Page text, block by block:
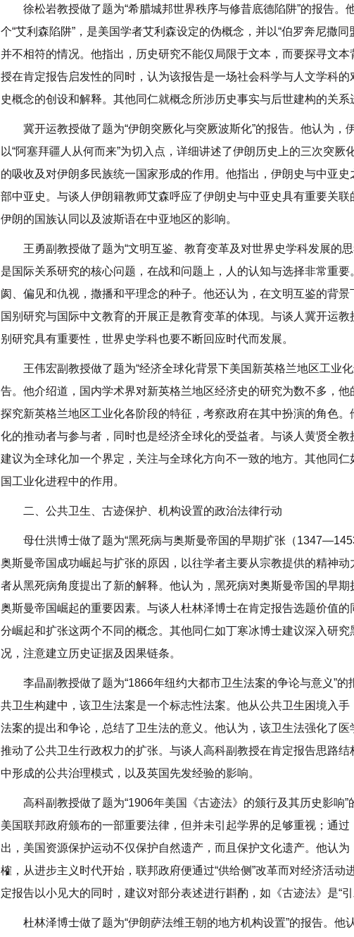
徐松岩教授做了题为“希腊城邦世界秩序与修昔底德陷阱”的报告。
个“艾利森陷阱”，是美国学者艾利森设定的伪概念，并以“伯罗奔尼撒
并不相符的情况。他指出，历史研究不能仅局限于文本，而要探寻文
授在肯定报告启发性的同时，认为该报告是一场社会科学与人文学科
史概念的创设和解释。其他同仁就概念所涉历史事实与后世建构的关系
冀开运教授做了题为“伊朗突厥化与突厥波斯化”的报告。他认为，
以“阿塞拜疆人从何而来”为切入点，详细讲述了伊朗历史上的三次突厥
的吸收及对伊朗多民族统一国家形成的作用。他指出，伊朗史与中亚
部中亚史。与谈人伊朗籍教师艾森呼应了伊朗史与中亚史具有重要关
伊朗的国族认同以及波斯语在中亚地区的影响。
王勇副教授做了题为“文明互鉴、教育变革及对世界史学科发展的
是国际关系研究的核心问题，在战和问题上，人的认知与选择非常重
阂、偏见和仇视，撒播和平理念的种子。他还认为，在文明互鉴的背
国别研究与国际中文教育的开展正是教育变革的体现。与谈人冀开运
别研究具有重要性，世界史学科也要不断回应时代而发展。
王伟宏副教授做了题为“经济全球化背景下美国新英格兰地区工业
告。他介绍道，国内学术界对新英格兰地区经济史的研究为数不多，他
探究新英格兰地区工业化各阶段的特征，考察政府在其中扮演的角色
化的推动者与参与者，同时也是经济全球化的受益者。与谈人黄贤全教
建议为全球化加一个界定，关注与全球化方向不一致的地方。其他同
国工业化进程中的作用。
二、公共卫生、古迹保护、机构设置的政治法律行动
母仕洪博士做了题为“黑死病与奥斯曼帝国的早期扩张（
奥斯曼帝国成功崛起与扩张的原因，以往学者主要从宗教提供的精神
者从黑死病角度提出了新的解释。他认为，黑死病对奥斯曼帝国的早
奥斯曼帝国崛起的重要因素。与谈人杜林泽博士在肯定报告选题价值
分崛起和扩张这两个不同的概念。其他同仁如丁寒冰博士建议深入研
况，注意建立历史证据及因果链条。
李晶副教授做了题为“1866年纽约大都市卫生法案的争论与意义”
共卫生构建中，该卫生法案是一个标志性法案。他从公共卫生困境入
法案的提出和争论，总结了卫生法的意义。他认为，该卫生法强化了医
推动了公共卫生行政权力的扩张。与谈人高科副教授在肯定报告思路
中形成的公共治理模式，以及英国先发经验的影响。
高科副教授做了题为“1906年美国《古迹法》的颁行及其历史影响
美国联邦政府颁布的一部重要法律，但并未引起学界的足够重视；通
出，美国资源保护运动不仅保护自然遗产，而且保护文化遗产。他认为
榷，从进步主义时代开始，联邦政府便通过“供给侧”改革而对经济活动
定报告以小见大的同时，建议对部分表述进行斟酌，如《古迹法》是“引
杜林泽博士做了题为“伊朗萨法维王朝的地方机构设置”的报告。他